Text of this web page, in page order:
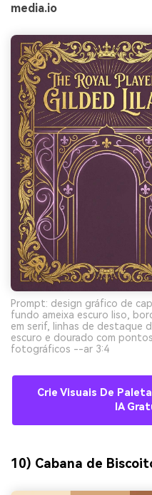
media.io
Prompt: design gráfico de
fundo ameixa escuro liso,
em serif, linhas de destaque
escuro e dourado com
fotográficos --ar 3:4
Crie Visuais De
IA
10) Cabana de